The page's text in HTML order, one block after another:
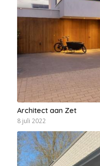
Architect aan Zet
8 juli 2022